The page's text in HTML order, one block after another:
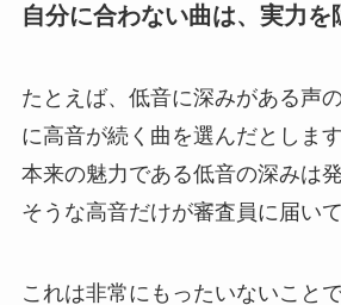
自分に合わない曲は、実力を
たとえば、低音に深みがある声
に高音が続く曲を選んだとします
本来の魅力である低音の深みは
そうな高音だけが審査員に届い
これは非常にもったいないことで